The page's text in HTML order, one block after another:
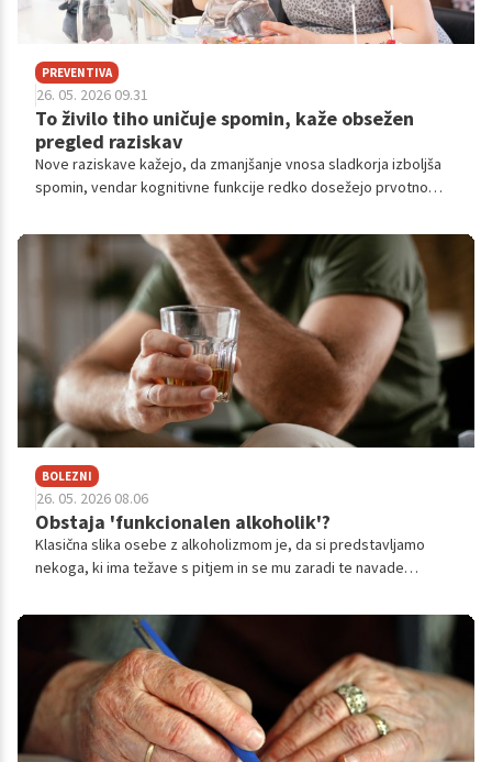
PREVENTIVA
26. 05. 2026 09.31
To živilo tiho uničuje spomin, kaže obsežen
pregled raziskav
Nove raziskave kažejo, da zmanjšanje vnosa sladkorja izboljša
spomin, vendar kognitivne funkcije redko dosežejo prvotno
BOLEZNI
26. 05. 2026 08.06
Obstaja 'funkcionalen alkoholik'?
Klasična slika osebe z alkoholizmom je, da si predstavljamo
nekoga, ki ima težave s pitjem in se mu zaradi te navade
alkoholizem skriva za najbolj popolnimi človeškimi podobami.